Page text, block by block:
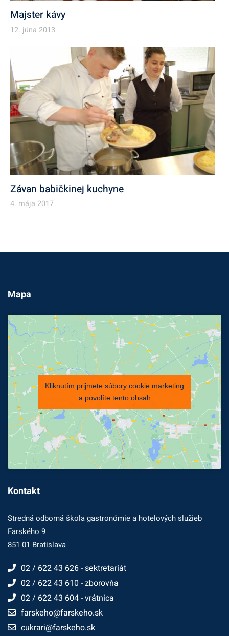
Majster kávy
12. júna 2013
Závan babičkinej kuchyne
4. mája 2017
Mapa
Kliknutím prijmete súbory cookie marketing
a povolíte tento obsah
Kontakt
Stredná odborná škola gastronómie a hotelových služieb
Farského 9
851 01 Bratislava
02 / 622 43 626 - sektretariát
02 / 622 43 610 - zborovňa
02 / 622 43 604 - vrátnica
farskeho@farskeho.sk
cukrari@farskeho.sk